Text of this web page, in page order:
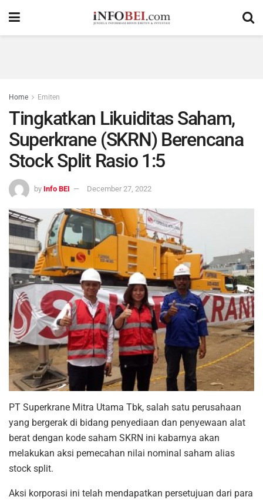
Home Emiten
Tingkatkan Likuiditas Saham,
Superkrane (SKRN) Berencana
Stock Split Rasio 1:5
by Info BEI December 27, 2022
PT Superkrane Mitra Utama Tbk, salah satu perusahaan
yang bergerak di bidang penyediaan dan penyewaan alat
berat dengan kode saham SKRN ini kabarnya akan
melakukan aksi pemecahan nilai nominal saham alias
stock split.
Aksi korporasi ini telah mendapatkan persetujuan dari para